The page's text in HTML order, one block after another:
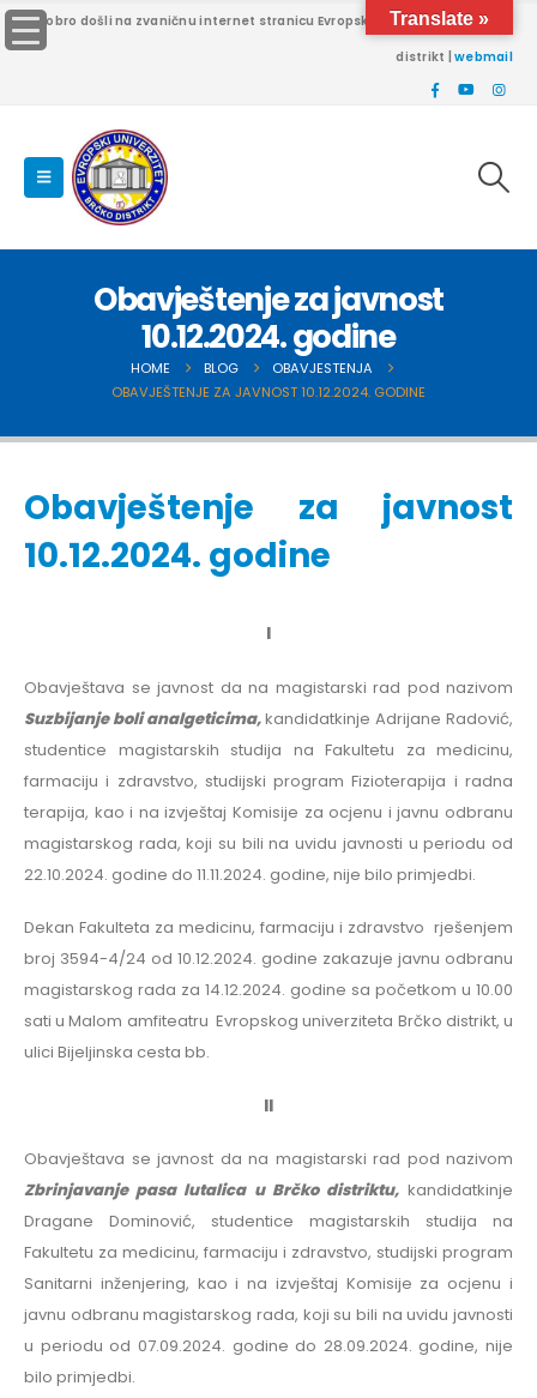
Dobro došli na zvaničnu internet stranicu Evropskog univerziteta Brčko
distrikt |webmail
Obavještenje za javnost
10.12.2024. godine
HOME BLOG
OBAVJESTENJA
OBAVJEŠTENJE ZA JAVNOST 10.12.2024. GODINE
Obavještenje za javnost
10.12.2024. godine
I
Obavještava se javnost da na magistarski rad pod nazivom
Suzbijanje boli analgeticima,kandidatkinje Adrijane Radović,
studentice magistarskih studija na Fakultetu za medicinu,
farmaciju i zdravstvo, studijski program Fizioterapija i radna
terapija, kao i na izvještaj Komisije za ocjenu i javnu odbranu
magistarskog rada, koji su bili na uvidu javnosti u periodu od
22.10.2024. godine do 11.11.2024. godine, nije bilo primjedbi.
Dekan Fakulteta za medicinu, farmaciju i zdravstvo rješenjem
broj 3594-4/24 od 10.12.2024. godine zakazuje javnu odbranu
magistarskog rada za 14.12.2024. godine sa početkom u 10.00
sati u Malom amfiteatru Evropskog univerziteta Brčko distrikt, u
ulici Bijeljinska cesta bb.
II
Obavještava se javnost da na magistarski rad pod nazivom
Zbrinjavanje pasa lutalica u Brčko distriktu,kandidatkinje
Dragane Dominović, studentice magistarskih studija na
Fakultetu za medicinu, farmaciju i zdravstvo, studijski program
Sanitarni inženjering, kao i na izvještaj Komisije za ocjenu i
javnu odbranu magistarskog rada, koji su bili na uvidu javnosti
u periodu od 07.09.2024. godine do 28.09.2024. godine, nije
bilo primjedbi.
Translate »